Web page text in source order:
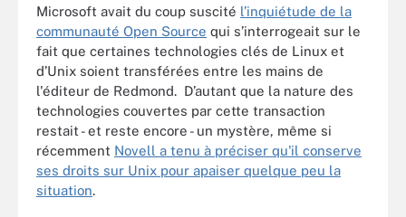
Microsoft avait du coup suscité l’inquiétude de la
communauté Open Source qui s’interrogeait sur le
fait que certaines technologies clés de Linux et
d’Unix soient transférées entre les mains de
l'éditeur de Redmond. D’autant que la nature des
technologies couvertes par cette transaction
restait - et reste encore - un mystère, même si
récemment Novell a tenu à préciser qu'il conserve
ses droits sur Unix pour apaiser quelque peu la
situation.